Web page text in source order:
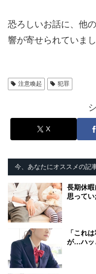
恐ろしいお話に、他
響が寄せられていまし
注意喚起 犯罪
X
今、あなたにオススメの記
長期休
思って
「これ
が…ハッ